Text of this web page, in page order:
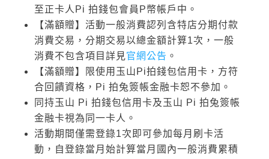
至正卡人Pi 拍錢包會員P幣帳戶中。
【滿額贈】活動一般消費認列含特店分期付款
消費交易，分期交易以總金額計算1次，一般
消費不包含項目詳見官網公告 。
【滿額贈】限使用玉山Pi拍錢包信用卡，方符
合回饋資格，Pi 拍兔簽帳金融卡恕不參加。
同持玉山 Pi 拍錢包信用卡及玉山 Pi 拍兔簽帳
金融卡視為同一卡人。
活動期間僅需登錄1次即可參加每月刷卡活
動，自登錄當月始計算當月國內一般消費累積